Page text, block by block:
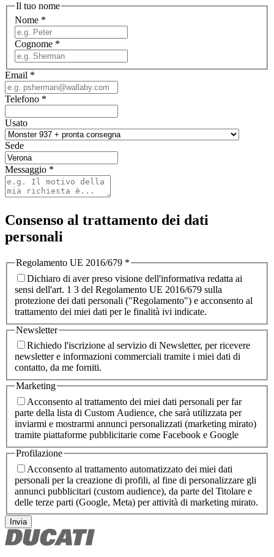
Il tuo nome
Nome *
Cognome *
Email *
Telefono *
Usato
Sede
Messaggio *
Consenso al trattamento dei dati
personali
Regolamento UE 2016/679 *
Dichiaro di aver preso visione dell'informativa redatta ai
sensi dell'art. 1 3 del Regolamento UE 2016/679 sulla
protezione dei dati personali ("Regolamento") e acconsento al
trattamento dei miei dati per le finalità ivi indicate.
Newsletter
Richiedo l'iscrizione al servizio di Newsletter, per ricevere
newsletter e informazioni commerciali tramite i miei dati di
contatto, da me forniti.
Marketing
Acconsento al trattamento dei miei dati personali per far
parte della lista di Custom Audience, che sarà utilizzata per
inviarmi e mostrarmi annunci personalizzati (marketing mirato)
tramite piattaforme pubblicitarie come Facebook e Google
Profilazione
Acconsento al trattamento automatizzato dei miei dati
personali per la creazione di profili, al fine di personalizzare gli
annunci pubblicitari (custom audience), da parte del Titolare e
delle terze parti (Google, Meta) per attività di marketing mirato.
Invia